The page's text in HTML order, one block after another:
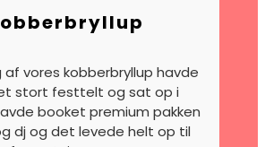
af vores kobberbryllup havde
stort festtelt og sat op i
booket premium pakken
dj og det levede helt op til